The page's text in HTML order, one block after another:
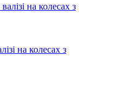
на колесах з